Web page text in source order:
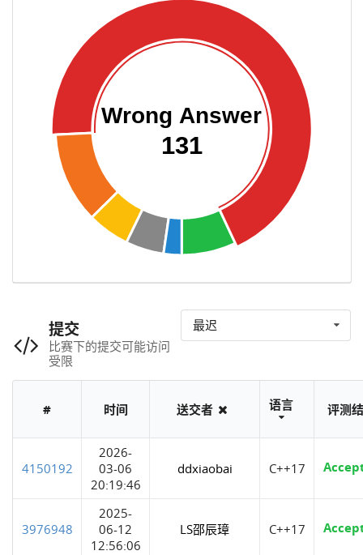
Wrong Answer
131
最迟
提交
比赛下的提交可能访问
受限
# 时间 送交者 语言 评测
4150192
2026-
03-06
20:19:46
ddxiaobai C++17
3976948
2025-
06-12
12:56:06
LS邵辰璋 C++17